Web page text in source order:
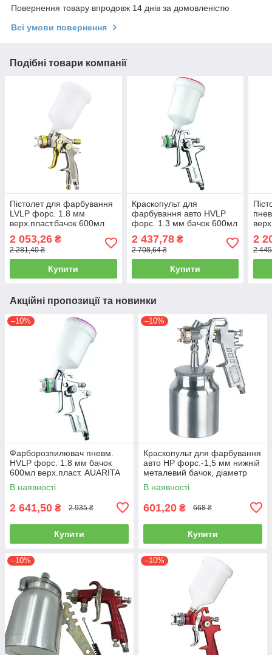
Повернення товару впродовж 14 днів за домовленістю
Всі умови повернення
Подібні товари компанії
Пістолет для фарбування
LVLP форс. 1.8 мм
верх.пласт.бачок 600мл
2 053,26 ₴
2 281,40 ₴
Купити
Краскопульт для
фарбування авто HVLP
форс. 1.3 мм бачок 600мл
2000-1.3
2 437,78₴
2 708,64 ₴
Купити
2
2
Акційні пропозиції та новинки
–10%
Фарборозпилювач пневм.
HVLP форс. 1.8 мм бачок
600мл верх.пласт. AUARITA
ST-3000-1.8
В наявності
2 641,50 ₴ 2 935 ₴
Купити
–10%
Краскопульт для фарбування
авто HP форс.-1,5 мм нижній
металевий бачок, діаметр
AUARITA S-990S-1.5
В наявності
601,20 ₴ 668 ₴
Купити
–10% –10%